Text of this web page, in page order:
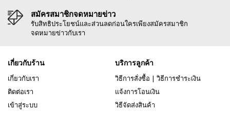
สมัครสมาชิกจดหมายข่าว
รับสิทธิประโยชน์และส่วนลดก่อนใครเพียงสมัครสมาชิก
จดหมายข่าวกับเรา
เกี่ยวกับร้าน
เกี่ยวกับเรา
ติดต่อเรา
เข้าสู่ระบบ
บริการลูกค้า
วิธีการสั่งซื้อ | วิธีการชำระเงิน
แจ้งการโอนเงิน
วิธีจัดส่งสินค้า